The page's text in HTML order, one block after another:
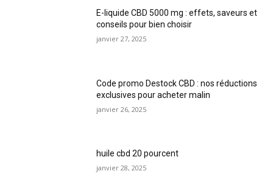
E-liquide CBD 5000 mg : effets, saveurs et
conseils pour bien choisir
janvier 27, 2025
Code promo Destock CBD : nos réductions
exclusives pour acheter malin
janvier 26, 2025
huile cbd 20 pourcent
janvier 28, 2025